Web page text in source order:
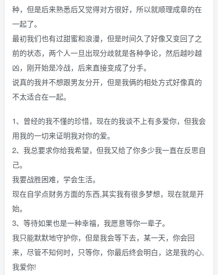
种，但是后来熟悉后又觉得对方很好，所以就顺理成章的在
一起了。
最初我们也有过甜蜜和浪漫，但是时间久了好像又变回了之
前的状态，两个人一旦出现分歧就是各种争论，然后越吵越
凶，刚开始是冷战，后来直接变成了分手。
说真的我并不想跟男友分开，但是我俩的相处方式好像真的
不太适合在一起。
1、曾经的我不懂的珍惜，现在的我谈不上有多爱你，但我会
用我的一切来证明我对你的爱。
2、我总要求你给我希望，但我又给了你多少我一直在反思自
己。
我要战胜困难，学会生活。
现在自学点财务方面的东西,其实我有很多梦想，现在就是开
始。
3、等待如果也是一种幸福，我愿意等你一辈子。
我只能默默地守护你，但是我会等下去，某一天，你会回
来，尽管不知何时，只等你，你最后终会明白，这是我的心,
我爱你!